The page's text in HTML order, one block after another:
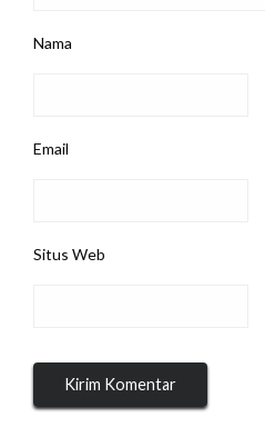
Nama
Email
Situs Web